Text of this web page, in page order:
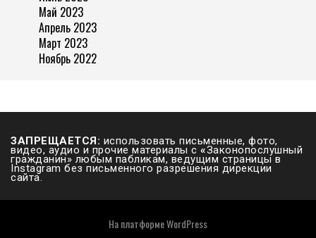
Май 2023
Апрель 2023
Март 2023
Ноябрь 2022
ЗАПРЕЩАЕТСЯ: использовать письменные, фото,
видео, аудио и прочие материалы с «Законопослушный
гражданин» любым пабликам, ведущим страницы в
Instagram без письменного разрешения дирекции
сайта.
На платформеWordPress